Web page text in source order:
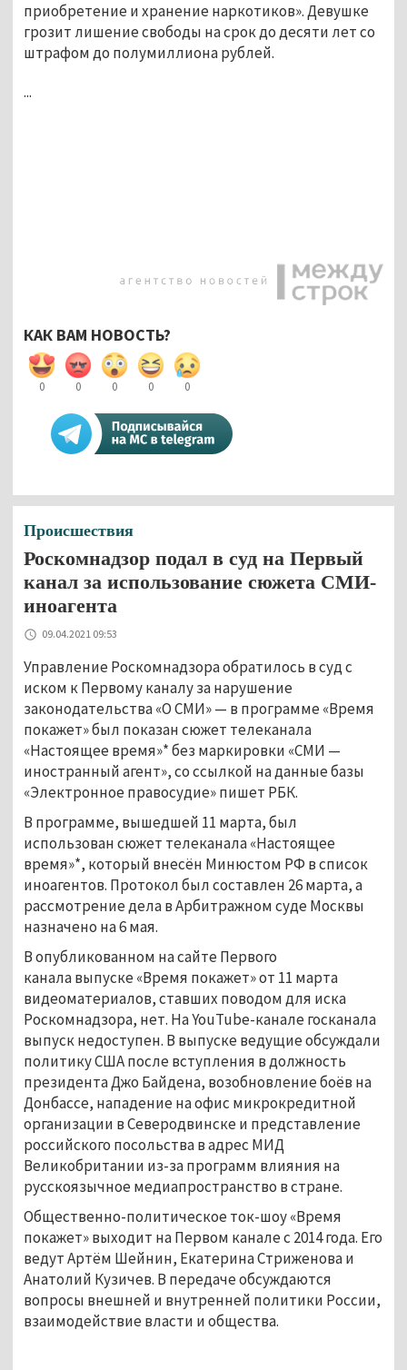
приобретение и хранение наркотиков». Девушке
грозит лишение свободы на срок до десяти лет со
штрафом до полумиллиона рублей.
...
КАК ВАМ НОВОСТЬ?
0 0 0 0 0
Происшествия
Роскомнадзор подал в суд на Первый
канал за использование сюжета СМИ-
иноагента
09.04.2021 09:53
Управление Роскомнадзора обратилось в суд с
иском к Первому каналу за нарушение
законодательства «О СМИ» — в программе «Время
покажет» был показан сюжет телеканала
«Настоящее время»* без маркировки «СМИ —
иностранный агент», со ссылкой на данные базы
«Электронное правосудие» пишет РБК.
В программе, вышедшей 11 марта, был
использован сюжет телеканала «Настоящее
время»*, который внесён Минюстом РФ в список
иноагентов. Протокол был составлен 26 марта, а
рассмотрение дела в Арбитражном суде Москвы
назначено на 6 мая.
В опубликованном на сайте Первого
канала выпуске «Время покажет» от 11 марта
видеоматериалов, ставших поводом для иска
Роскомнадзора, нет. На YouTube-канале госканала
выпуск недоступен. В выпуске ведущие обсуждали
политику США после вступления в должность
президента Джо Байдена, возобновление боёв на
Донбассе, нападение на офис микрокредитной
организации в Северодвинске и представление
российского посольства в адрес МИД
Великобритании из-за программ влияния на
русскоязычное медиапространство в стране.
Общественно-политическое ток-шоу «Время
покажет» выходит на Первом канале с 2014 года. Его
ведут Артём Шейнин, Екатерина Стриженова и
Анатолий Кузичев. В передаче обсуждаются
вопросы внешней и внутренней политики России,
взаимодействие власти и общества.